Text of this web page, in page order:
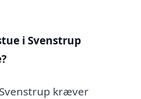
i Svenstrup
kræver